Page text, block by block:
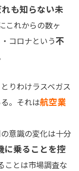
れも知らない未
これからの数ヶ
コロナという不
りわけラスベガス
。それは航空業
意識の変化は十分
に乗ることを控
ことは市場調査な